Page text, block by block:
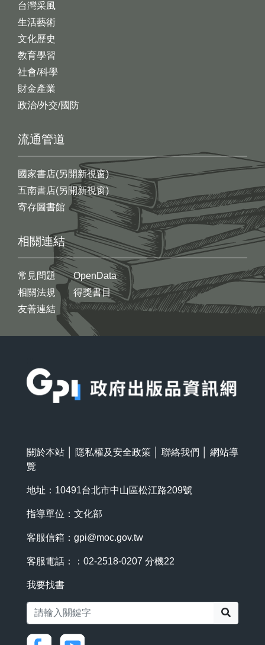
台灣采風
生活藝術
文化歷史
教育學習
社會/科學
財金產業
政治/外交/國防
流通管道
國家書店(另開新視窗)
五南書店(另開新視窗)
寄存圖書館
相關連結
常見問題
相關法規
友善連結
OpenData
得獎書目
關於本站 隱私權及安全政策 聯絡我們
網站導
覽
地址：10491台北市中山區松江路209號
指導單位：文化部
客服信箱： gpi@moc.gov.tw
客服電話：：02-2518-0207 分機22
我要找書